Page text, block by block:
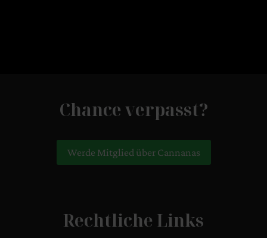
Chance verpasst?
Werde Mitglied über Cannanas
Rechtliche Links